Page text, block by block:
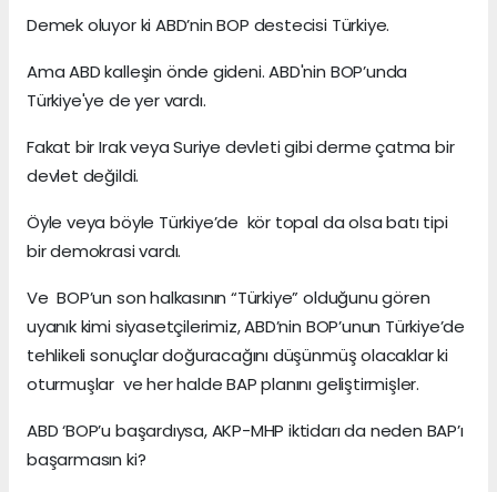
Demek oluyor ki ABD’nin BOP destecisi Türkiye.
Ama ABD kalleşin önde gideni. ABD'nin BOP’unda
Türkiye'ye de yer vardı.
Fakat bir Irak veya Suriye devleti gibi derme çatma bir
devlet değildi.
Öyle veya böyle Türkiye’de kör topal da olsa batı tipi
bir demokrasi vardı.
Ve BOP’un son halkasının “Türkiye” olduğunu gören
uyanık kimi siyasetçilerimiz, ABD’nin BOP’unun Türkiye’de
tehlikeli sonuçlar doğuracağını düşünmüş olacaklar ki
oturmuşlar ve her halde BAP planını geliştirmişler.
ABD ‘BOP’u başardıysa, AKP-MHP iktidarı da neden BAP’ı
başarmasın ki?